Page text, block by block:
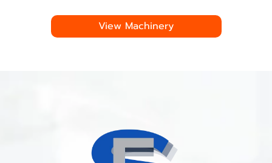
View Machinery